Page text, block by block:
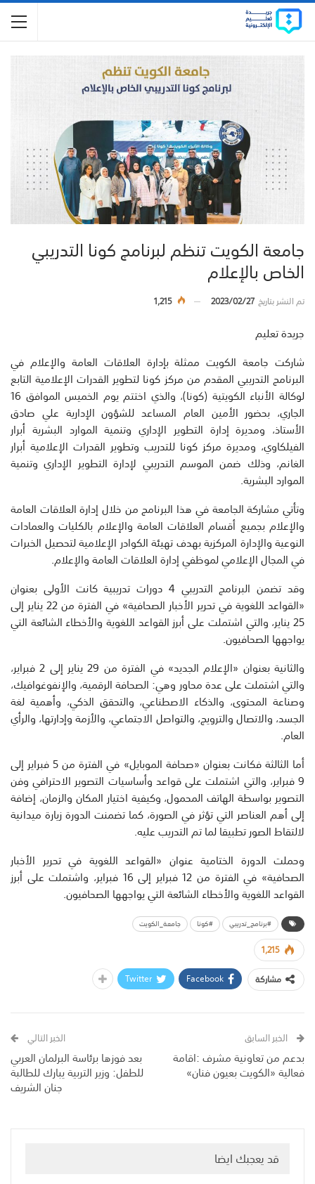
جامعة الكويت تنظم لبرنامج كونا التدريبي
الخاص بالإعلام
تم النشر بتاريخ2023/02/27
1,215
جريدة تعليم
شاركت جامعة الكويت ممثلة بإدارة العلاقات العامة والإعلام في
البرنامج التدريبي المقدم من مركز كونا لتطوير القدرات الإعلامية التابع
لوكالة الأنباء الكويتية (كونا)، والذي اختتم يوم الخميس الموافق 16
الجاري، بحضور الأمين العام المساعد للشؤون الإدارية علي صادق
الأستاذ، ومديرة إدارة التطوير الإداري وتنمية الموارد البشرية أبرار
الفيلكاوي، ومديرة مركز كونا للتدريب وتطوير القدرات الإعلامية أبرار
الغانم، وذلك ضمن الموسم التدريبي لإدارة التطوير الإداري وتنمية
الموارد البشرية.
وتأتي مشاركة الجامعة في هذا البرنامج من خلال إدارة العلاقات العامة
والإعلام بجميع أقسام العلاقات العامة والإعلام بالكليات والعمادات
النوعية والإدارة المركزية بهدف تهيئة الكوادر الإعلامية لتحصيل الخبرات
في المجال الإعلامي لموظفي إدارة العلاقات العامة والإعلام.
وقد تضمن البرنامج التدريبي 4 دورات تدريبية كانت الأولى بعنوان
«القواعد اللغوية في تحرير الأخبار الصحافية» في الفترة من 22 يناير إلى
25 يناير، والتي اشتملت على أبرز القواعد اللغوية والأخطاء الشائعة التي
يواجهها الصحافيون.
والثانية بعنوان «الإعلام الجديد» في الفترة من 29 يناير إلى 2 فبراير،
والتي اشتملت على عدة محاور وهي: الصحافة الرقمية، والإنفوغوافيك،
وصناعة المحتوى، والذكاء الاصطناعي، والتحقق الذكي، وأهمية لغة
الجسد، والاتصال والترويج، والتواصل الاجتماعي، والأزمة وإدارتها، والرأي
العام.
أما الثالثة فكانت بعنوان «صحافة الموبايل» في الفترة من 5 فبراير إلى
9 فبراير، والتي اشتملت على قواعد وأساسيات التصوير الاحترافي وفن
التصوير بواسطة الهاتف المحمول، وكيفية اختيار المكان والزمان، إضافة
إلى أهم العناصر التي تؤثر في الصورة، كما تضمنت الدورة زيارة ميدانية
لالتقاط الصور تطبيقا لما تم التدريب عليه.
وحملت الدورة الختامية عنوان «القواعد اللغوية في تحرير الأخبار
الصحافية» في الفترة من 12 فبراير إلى 16 فبراير، واشتملت على أبرز
القواعد اللغوية والأخطاء الشائعة التي يواجهها الصحافيون.
#برنامج_تدريبي #كونا جامعة_الكويت
1,215
مشاركة
Facebook
Twitter
الخبر السابق
بدعم من تعاونية مشرف :اقامة
فعالية «الكويت بعيون فنان»
الخبر التالي
بعد فوزها برئاسة البرلمان العربي
للطفل: وزير التربية يبارك للطالبة
جنان الشريف
قد يعجبك ايضا